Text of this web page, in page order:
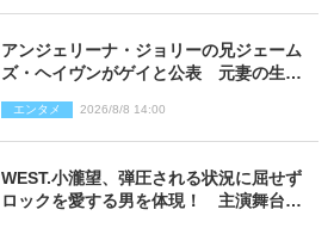
アンジェリーナ・ジョリーの兄ジェーム
ズ・ヘイヴンがゲイと公表 元妻の生配
エンタメ 2026/8/8 14:00
WEST.小瀧望、弾圧される状況に屈せず
ロックを愛する男を体現！ 主演舞台